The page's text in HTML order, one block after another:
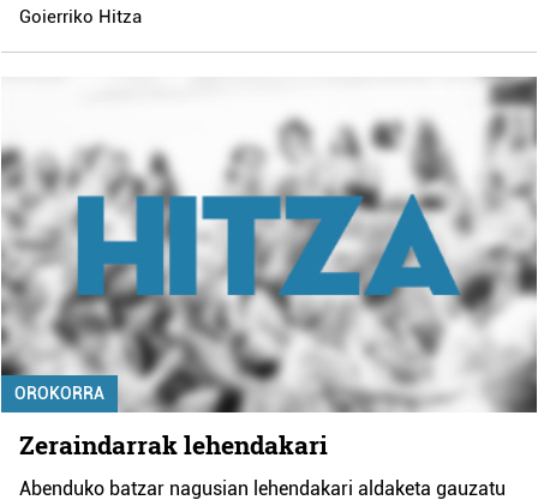
Goierriko Hitza
OROKORRA
Zeraindarrak lehendakari
Abenduko batzar nagusian lehendakari aldaketa gauzatu